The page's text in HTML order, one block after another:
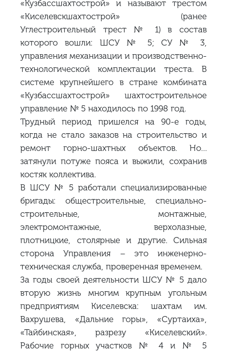
«Кузбассшахтострой» и называют трестом
«Киселевскшахтострой» (ранее
Углестроительный трест № 1) в состав
которого вошли: ШСУ № 5; СУ № 3,
управления механизации и производственно-
технологической комплектации треста. В
системе крупнейшего в стране комбината
«Кузбассшахтострой» шахтостроительное
управление № 5 находилось по 1998 год.
Трудный период пришелся на 90-е годы,
когда не стало заказов на строительство и
ремонт горно-шахтных объектов. Но…
затянули потуже пояса и выжили, сохранив
костяк коллектива.
В ШСУ № 5 работали специализированные
бригады: общестроительные, специально-
строительные, монтажные,
электромонтажные, верхолазные,
плотницкие, столярные и другие. Сильная
сторона Управления – это инженерно-
техническая служба, проверенная временем.
За годы своей деятельности ШСУ № 5 дало
вторую жизнь многим крупным угольным
предприятиям Киселевска: шахтам им.
Вахрушева, «Дальние горы», «Суртаиха»,
«Тайбинская», разрезу «Киселевский».
Рабочие горных участков № 4 и № 5